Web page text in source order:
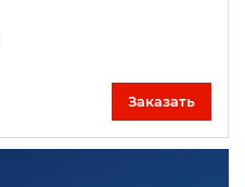
Заказать